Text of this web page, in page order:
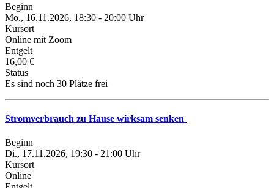
Beginn
Mo., 16.11.2026, 18:30 - 20:00 Uhr
Kursort
Online mit Zoom
Entgelt
16,00 €
Status
Es sind noch 30 Plätze frei
Stromverbrauch zu Hause wirksam senken
Beginn
Di., 17.11.2026, 19:30 - 21:00 Uhr
Kursort
Online